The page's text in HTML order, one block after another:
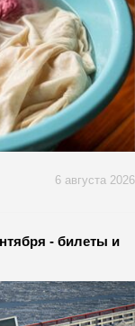
6 августа 2026
- билеты и